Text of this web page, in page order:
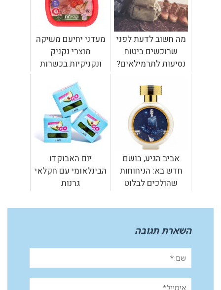
מה חשוב לדעת לפני
שרוכשים ביטוח
נסיעות לתרמילאים?
מעדני יחיעם משיקה
מוצרי נקניק
ונקניקיות בכשרות
ו"עטרה בית יוסף"
אביב הגיע, בושם
חדש בא: הניחוחות
שהולכים לבלוט
יום האבוקדו
הבינלאומי עם חקלאי
גרנות
השארת תגובה
שם:*
אימייל*